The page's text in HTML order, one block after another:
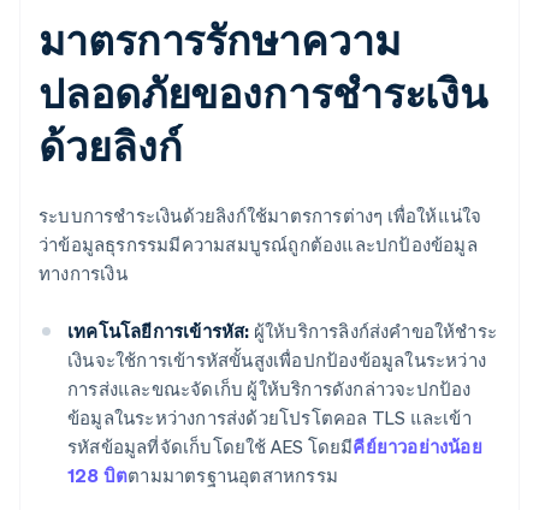
มาตรการรักษาความ
ปลอดภัยของการชำระเงิน
ด้วยลิงก์
ระบบการชำระเงินด้วยลิงก์ใช้มาตรการต่างๆ เพื่อให้แน่ใจ
ว่าข้อมูลธุรกรรมมีความสมบูรณ์ถูกต้องและปกป้องข้อมูล
ทางการเงิน
เทคโนโลยีการเข้ารหัส: ผู้ให้บริการลิงก์ส่งคำขอให้ชำระ
เงินจะใช้การเข้ารหัสขั้นสูงเพื่อปกป้องข้อมูลในระหว่าง
การส่งและขณะจัดเก็บ ผู้ให้บริการดังกล่าวจะปกป้อง
ข้อมูลในระหว่างการส่งด้วยโปรโตคอล TLS และเข้า
รหัสข้อมูลที่จัดเก็บโดยใช้ AES โดยมีคีย์ยาวอย่างน้อย
128 บิตตามมาตรฐานอุตสาหกรรม